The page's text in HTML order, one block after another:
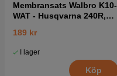
Membransats Walbro K10-
WAT - Husqvarna 240R,
189 kr
I lager
Köp